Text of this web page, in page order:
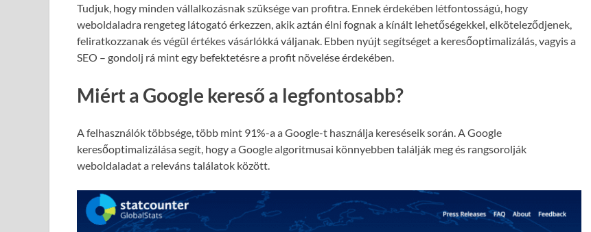
Tudjuk, hogy minden vállalkozásnak szüksége van profitra. Ennek érdekében létfontosságú, hogy
weboldaladra rengeteg látogató érkezzen, akik aztán élni fognak a kínált lehetőségekkel, elköteleződjenek,
feliratkozzanak és végül értékes vásárlókká váljanak. Ebben nyújt segítséget a keresőoptimalizálás, vagyis a
SEO – gondolj rá mint egy befektetésre a profit növelése érdekében.
Miért a Google kereső a legfontosabb?
A felhasználók többsége, több mint 91%-a a Google-t használja kereséseik során. A Google
keresőoptimalizálása segít, hogy a Google algoritmusai könnyebben találják meg és rangsorolják
weboldaladat a releváns találatok között.